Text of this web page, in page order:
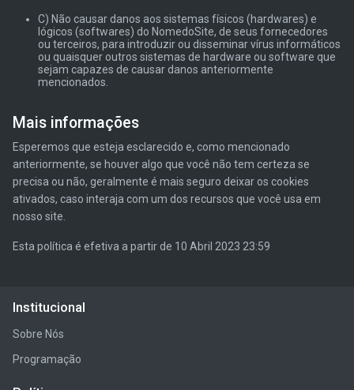
C) Não causar danos aos sistemas físicos (hardwares) e
lógicos (softwares) do NomedoSite, de seus fornecedores
ou terceiros, para introduzir ou disseminar vírus informáticos
ou quaisquer outros sistemas de hardware ou software que
sejam capazes de causar danos anteriormente
mencionados.
Mais informações
Esperemos que esteja esclarecido e, como mencionado
anteriormente, se houver algo que você não tem certeza se
precisa ou não, geralmente é mais seguro deixar os cookies
ativados, caso interaja com um dos recursos que você usa em
nosso site.
Esta política é efetiva a partir de 10 Abril 2023 23:59
Institucional
Sobre Nós
Programação